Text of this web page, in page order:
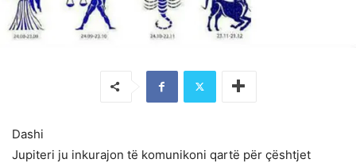
Dashi
Jupiteri ju inkurajon të komunikoni qartë për çështjet